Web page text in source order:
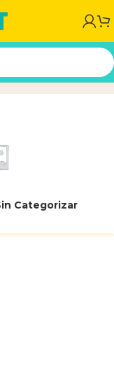
Producto
Categorizar